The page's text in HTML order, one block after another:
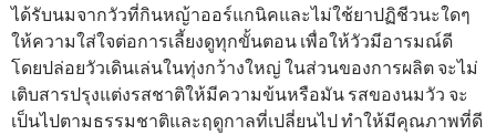
ได้รับนมจากวัวที่กินหญ้าออร์แกนิคและไม่ใช้ยาปฏิชีวนะใดๆ
ให้ความใส่ใจต่อการเลี้ยงดูทุกขั้นตอน เพื่อให้วัวมีอารมณ์ดี
โดยปล่อยวัวเดินเล่นในทุ่งกว้างใหญ่ ในส่วนของการผลิต จะไม่
เติบสารปรุงแต่งรสชาติให้มีความข้นหรือมัน รสของนมวัว จะ
เป็นไปตามธรรมชาติและฤดูกาลที่เปลี่ยนไป ทำให้มีคุณภาพที่ดี